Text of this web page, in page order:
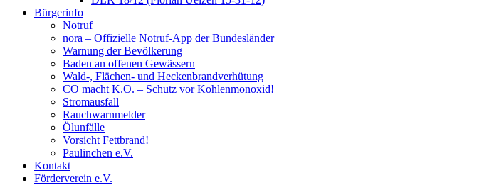
Bürgerinfo
Notruf
nora – Offizielle Notruf-App der Bundesländer
Warnung der Bevölkerung
Baden an offenen Gewässern
Wald-, Flächen- und Heckenbrandverhütung
CO macht K.O. – Schutz vor Kohlenmonoxid!
Stromausfall
Rauchwarnmelder
Ölunfälle
Vorsicht Fettbrand!
Paulinchen e.V.
Kontakt
Förderverein e.V.